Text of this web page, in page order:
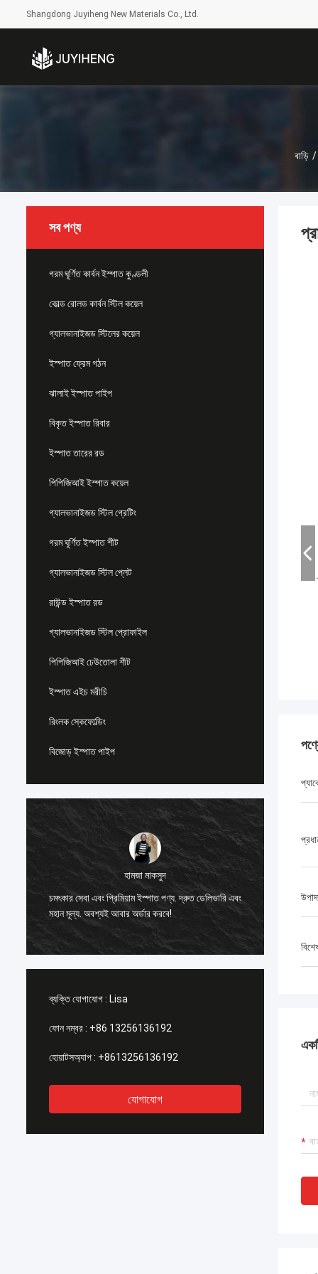
Shangdong Juyiheng New Materials Co., Ltd.
বাড়ি /
সব পণ্য
গরম ঘূর্ণিত কার্বন ইস্পাত কুণ্ডলী
কোল্ড রোলড কার্বন স্টিল কয়েল
গ্যালভানাইজড স্টিলের কয়েল
ইস্পাত ফ্রেম গঠন
ঝালাই ইস্পাত পাইপ
বিকৃত ইস্পাত রিবার
ইস্পাত তারের রড
পিপিজিআই ইস্পাত কয়েল
গ্যালভানাইজড স্টিল গ্রেটিং
গরম ঘূর্ণিত ইস্পাত শীট
গ্যালভানাইজড স্টিল প্লেট
রাউন্ড ইস্পাত রড
গ্যালভানাইজড স্টিল প্রোফাইল
পিপিজিআই ঢেউতোলা শীট
ইস্পাত এইচ মরীচি
রিংলক স্কেফোল্ডিং
বিজোড় ইস্পাত পাইপ
হামজা মাকসুদ
চমৎকার সেবা এবং প্রিমিয়াম ইস্পাত পণ্য. দ্রুত ডেলিভারি এবং
মহান মূল্য. অবশ্যই আবার অর্ডার করবে!
ব্যক্তি যোগাযোগ : Lisa
ফোন নম্বর : +86 13256136192
হোয়াটসঅ্যাপ : +8613256136192
যোগাযোগ